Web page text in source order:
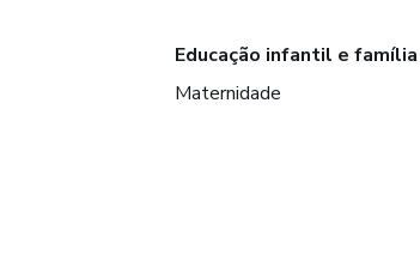
Educação infantil e família
Maternidade